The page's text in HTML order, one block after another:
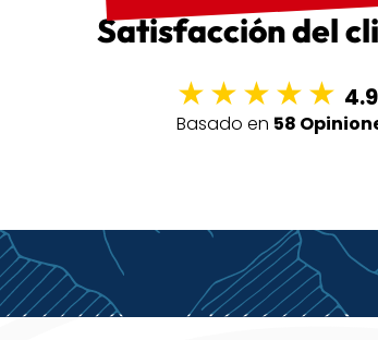
Satisfacción del
4.9
Basado en 58